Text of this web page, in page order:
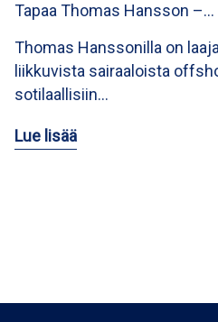
Tapaa Thomas Hansson –…
Thomas Hanssonilla on
liikkuvista sairaaloista
sotilaallisiin…
Lue lisää